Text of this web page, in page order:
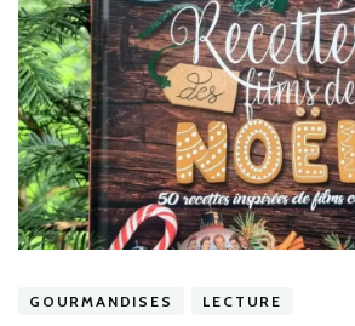
GOURMANDISES LECTURE